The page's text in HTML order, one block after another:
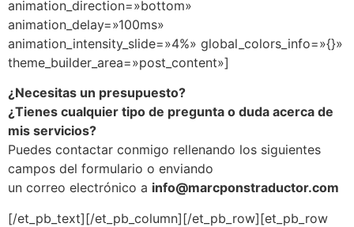
animation_direction=»bottom»
animation_delay=»100ms»
animation_intensity_slide=»4%» global_colors_info=»{}»
theme_builder_area=»post_content»]
¿Necesitas un presupuesto?
¿Tienes cualquier tipo de pregunta o duda acerca de
mis servicios?
Puedes contactar conmigo rellenando los siguientes
campos del formulario o enviando
un correo electrónico a info@marcponstraductor.com
[/et_pb_text][/et_pb_column][/et_pb_row][et_pb_row